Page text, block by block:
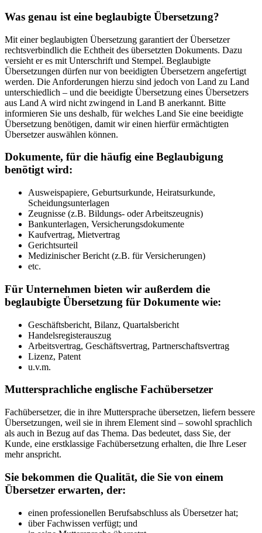
Was genau ist eine beglaubigte Übersetzung?
Mit einer beglaubigten Übersetzung garantiert der Übersetzer
rechtsverbindlich die Echtheit des übersetzten Dokuments. Dazu
versieht er es mit Unterschrift und Stempel. Beglaubigte
Übersetzungen dürfen nur von beeidigten Übersetzern angefertigt
werden. Die Anforderungen hierzu sind jedoch von Land zu Land
unterschiedlich – und die beeidigte Übersetzung eines Übersetzers
aus Land A wird nicht zwingend in Land B anerkannt. Bitte
informieren Sie uns deshalb, für welches Land Sie eine beeidigte
Übersetzung benötigen, damit wir einen hierfür ermächtigten
Übersetzer auswählen können.
Dokumente, für die häufig eine Beglaubigung
benötigt wird:
Ausweispapiere, Geburtsurkunde, Heiratsurkunde,
Scheidungsunterlagen
Zeugnisse (z.B. Bildungs- oder Arbeitszeugnis)
Bankunterlagen, Versicherungsdokumente
Kaufvertrag, Mietvertrag
Gerichtsurteil
Medizinischer Bericht (z.B. für Versicherungen)
etc.
Für Unternehmen bieten wir außerdem die
beglaubigte Übersetzung für Dokumente wie:
Geschäftsbericht, Bilanz, Quartalsbericht
Handelsregisterauszug
Arbeitsvertrag, Geschäftsvertrag, Partnerschaftsvertrag
Lizenz, Patent
u.v.m.
Muttersprachliche englische Fachübersetzer
Fachübersetzer, die in ihre Muttersprache übersetzen, liefern bessere
Übersetzungen, weil sie in ihrem Element sind – sowohl sprachlich
als auch in Bezug auf das Thema. Das bedeutet, dass Sie, der
Kunde, eine erstklassige Fachübersetzung erhalten, die Ihre Leser
mehr anspricht.
Sie bekommen die Qualität, die Sie von einem
Übersetzer erwarten, der:
einen professionellen Berufsabschluss als Übersetzer hat;
über Fachwissen verfügt; und